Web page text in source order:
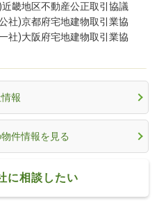
畿地区不動産公正取引協議
社)京都府宅地建物取引業協
社)大阪府宅地建物取引業協
報
件情報を見る
に相談したい